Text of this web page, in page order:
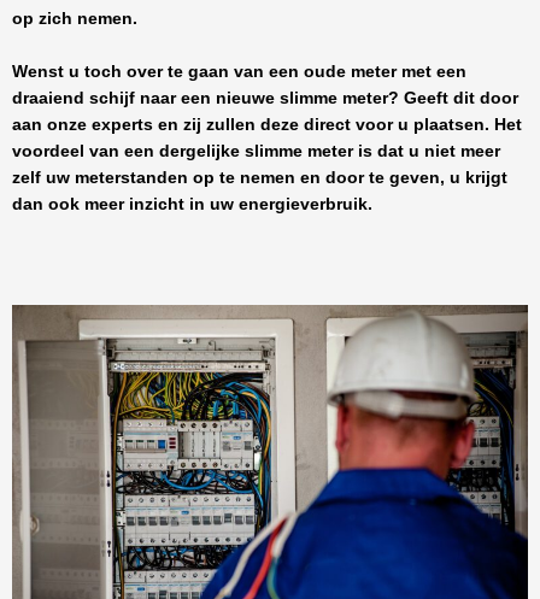
op zich nemen.
Wenst u toch over te gaan van een oude meter met een
draaiend schijf naar een nieuwe slimme meter? Geeft dit door
aan onze experts en zij zullen deze direct voor u plaatsen. Het
voordeel van een dergelijke slimme meter is dat u niet meer
zelf uw meterstanden op te nemen en door te geven, u krijgt
dan ook meer inzicht in uw energieverbruik.